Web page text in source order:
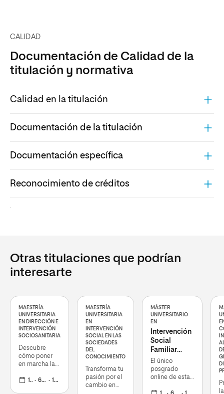
CALIDAD
Documentación de Calidad de la
titulación y normativa
Calidad en la titulación
Documentación de la titulación
Documentación específica
Reconocimiento de créditos
.
Otras titulaciones que podrían
interesarte
MAESTRÍA
UNIVERSITARIA
EN DIRECCIÓN E
INTERVENCIÓN
SOCIOSANITARIA
Descubre
cómo poner
en marcha la
liderazgo en
1 curso 60 ECTS 19 octubre 2026
MAESTRÍA
UNIVERSITARIA
EN
INTERVENCIÓN
SOCIAL EN LAS
SOCIEDADES
DEL
CONOCIMIENTO
Transforma tu
pasión por el
cambio en
MÁSTER
UNIVERSITARIO
EN
Intervención
Social
Familiar
Sistémica
El único
posgrado
online de esta